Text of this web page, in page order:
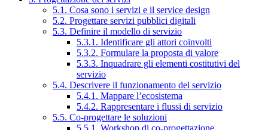
5.1. Cosa sono i servizi e il service design
5.2. Progettare servizi pubblici digitali
5.3. Definire il modello di servizio
5.3.1. Identificare gli attori coinvolti
5.3.2. Formulare la proposta di valore
5.3.3. Inquadrare gli elementi costitutivi del
servizio
5.4. Descrivere il funzionamento del servizio
5.4.1. Mappare l’ecosistema
5.4.2. Rappresentare i flussi di servizio
5.5. Co-progettare le soluzioni
5.5.1. Workshop di co-progettazione